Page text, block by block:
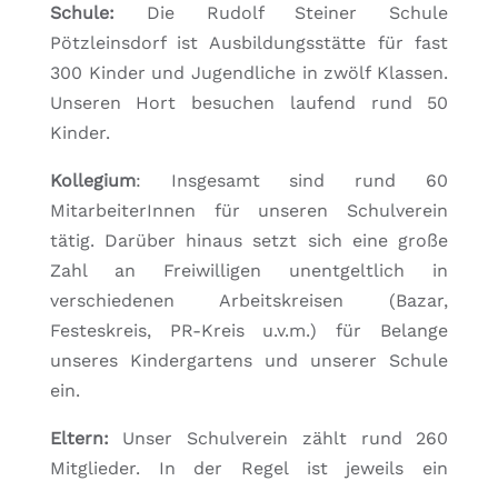
Schule: Die Rudolf Steiner Schule
Pötzleinsdorf ist Ausbildungsstätte für fast
300 Kinder und Jugendliche in zwölf Klassen.
Unseren Hort besuchen laufend rund 50
Kinder.
Kollegium: Insgesamt sind rund 60
MitarbeiterInnen für unseren Schulverein
tätig. Darüber hinaus setzt sich eine große
Zahl an Freiwilligen unentgeltlich in
verschiedenen Arbeitskreisen (Bazar,
Festeskreis, PR-Kreis u.v.m.) für Belange
unseres Kindergartens und unserer Schule
ein.
Eltern: Unser Schulverein zählt rund 260
Mitglieder. In der Regel ist jeweils ein